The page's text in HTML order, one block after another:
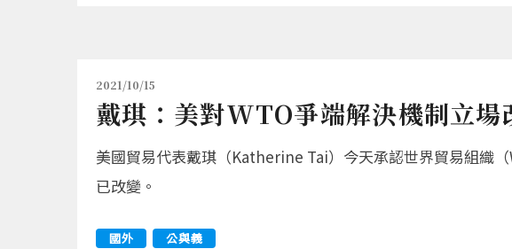
2021/10/15
戴琪：美對WTO爭端解決機制立場
美國貿易代表戴琪（Katherine Tai）今天承認世界貿易組織
已改變。
國外 公與義